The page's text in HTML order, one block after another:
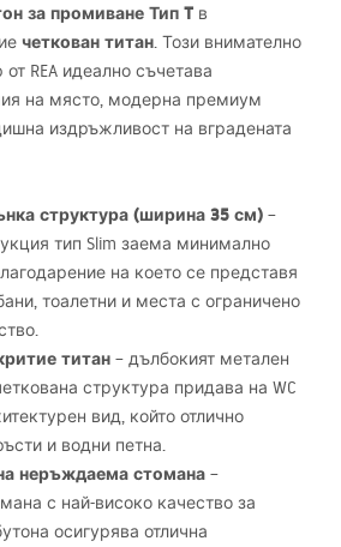
за промиване Тип T в
четкован титан. Този внимателно
от REA идеално съчетава
на място, модерна премиум
издръжливост на вградената
структура (ширина 35 см) –
тип Slim заема минимално
на което се представя
тоалетни и места с ограничено
титан – дълбокият метален
структура придава на WC
вид, който отлично
и водни петна.
неръждаема стомана –
с най-високо качество за
осигурява отлична